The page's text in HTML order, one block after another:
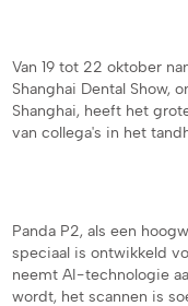
Van 19 tot 22 oktober
Shanghai Dental Show,
Shanghai, heeft het
van collega's in het
Panda P2, als een
speciaal is ontwikkeld
neemt AI-technologie
wordt, het scannen is